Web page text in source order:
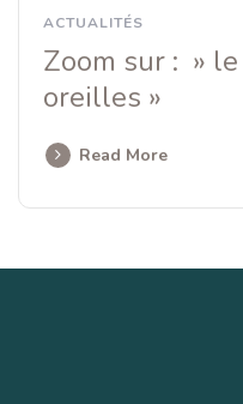
ACTUALITÉS
Zoom sur : »
oreilles »
Read More